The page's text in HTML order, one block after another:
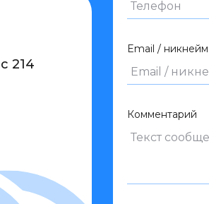
214
Email /
Комментарий